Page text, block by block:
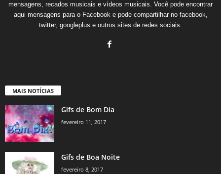
mensagens, recados musicais e vídeos musicais. Você pode encontrar
aqui mensagens para o Facebook e pode compartilhar no facebook,
twitter, googleplus e outros sites de redes sociais.
MAIS NOTÍCIAS
Gifs de Bom Dia
fevereiro 11, 2017
Gifs de Boa Noite
fevereiro 8, 2017